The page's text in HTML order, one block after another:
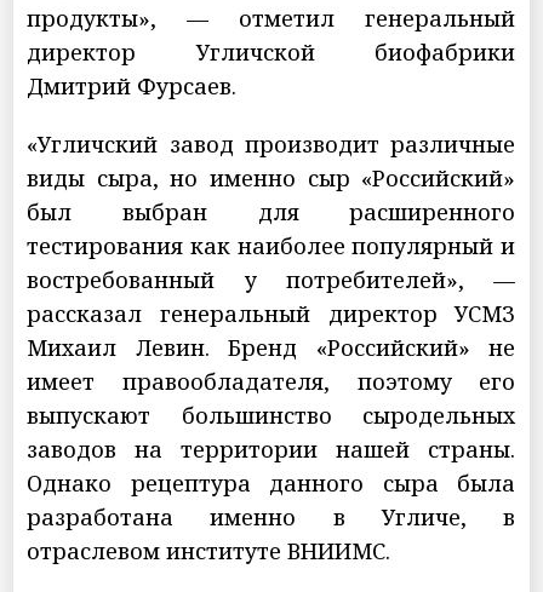
продукты», — отметил генеральный
директор Угличской биофабрики
Дмитрий Фурсаев.
«Угличский завод производит различные
виды сыра, но именно сыр «Российский»
был выбран для расширенного
тестирования как наиболее популярный и
востребованный у потребителей», —
рассказал генеральный директор УСМЗ
Михаил Левин. Бренд «Российский» не
имеет правообладателя, поэтому его
выпускают большинство сыродельных
заводов на территории нашей страны.
Однако рецептура данного сыра была
разработана именно в Угличе, в
отраслевом институте ВНИИМС.